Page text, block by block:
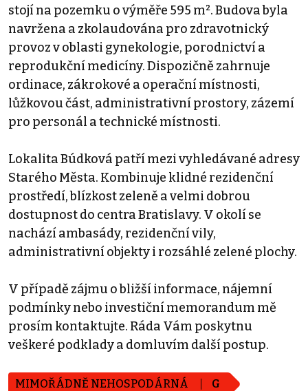
stojí na pozemku o výměře 595 m². Budova byla
navržena a zkolaudována pro zdravotnický
provoz v oblasti gynekologie, porodnictví a
reprodukční medicíny. Dispozičně zahrnuje
ordinace, zákrokové a operační místnosti,
lůžkovou část, administrativní prostory, zázemí
pro personál a technické místnosti.
Lokalita Búdková patří mezi vyhledávané adresy
Starého Města. Kombinuje klidné rezidenční
prostředí, blízkost zeleně a velmi dobrou
dostupnost do centra Bratislavy. V okolí se
nachází ambasády, rezidenční vily,
administrativní objekty i rozsáhlé zelené plochy.
V případě zájmu o bližší informace, nájemní
podmínky nebo investiční memorandum mě
prosím kontaktujte. Ráda Vám poskytnu
veškeré podklady a domluvím další postup.
MIMOŘÁDNĚ NEHOSPODÁRNÁ G